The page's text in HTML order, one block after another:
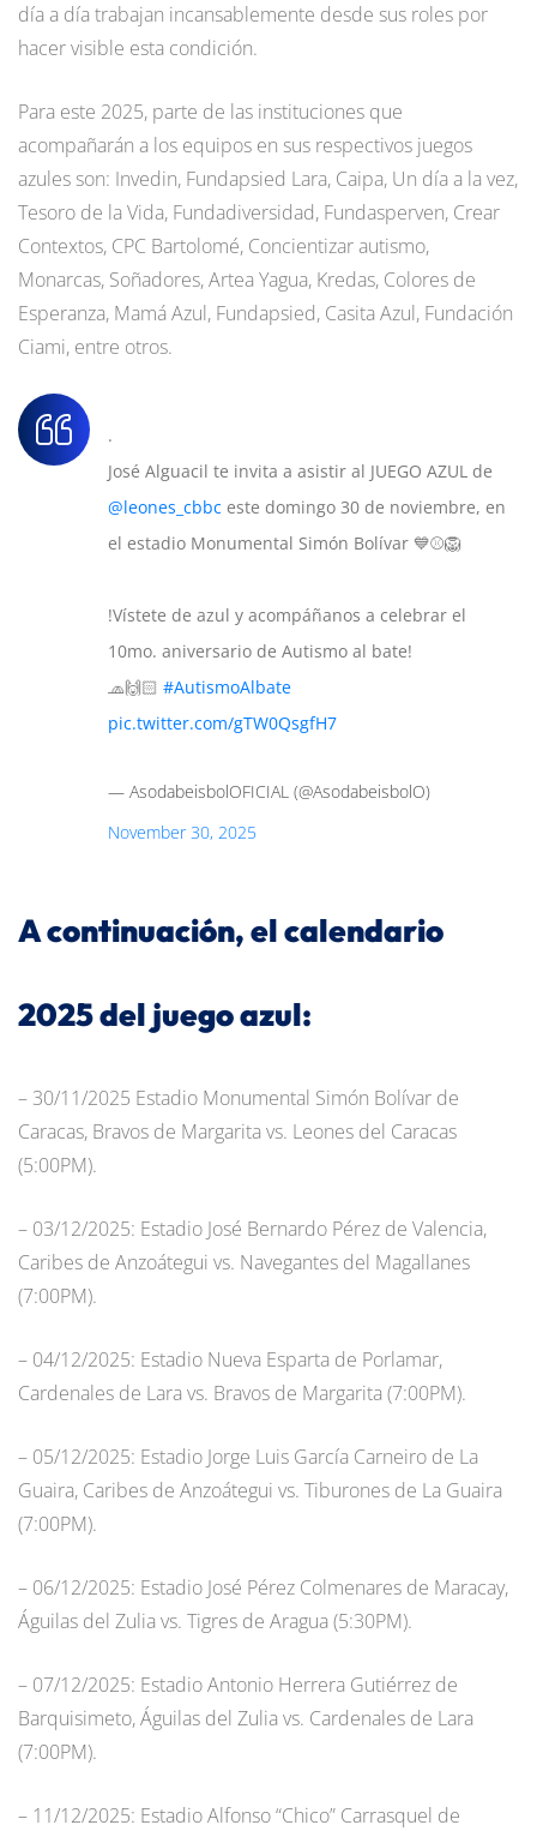
día a día trabajan incansablemente desde sus roles por
hacer visible esta condición.
Para este 2025, parte de las instituciones que
acompañarán a los equipos en sus respectivos juegos
azules son: Invedin, Fundapsied Lara, Caipa, Un día a la vez,
Tesoro de la Vida, Fundadiversidad, Fundasperven, Crear
Contextos, CPC Bartolomé, Concientizar autismo,
Monarcas, Soñadores, Artea Yagua, Kredas, Colores de
Esperanza, Mamá Azul, Fundapsied, Casita Azul, Fundación
Ciami, entre otros.
.
José Alguacil te invita a asistir al JUEGO AZUL de
@leones_cbbc este domingo 30 de noviembre, en
el estadio Monumental Simón Bolívar 💙⚾🦁
!Vístete de azul y acompáñanos a celebrar el
10mo. aniversario de Autismo al bate!
🧢🙌🏻 #AutismoAlbate
pic.twitter.com/gTW0QsgfH7
— AsodabeisbolOFICIAL (@AsodabeisbolO)
November 30, 2025
A continuación, el calendario
2025 del juego azul:
– 30/11/2025 Estadio Monumental Simón Bolívar de
Caracas, Bravos de Margarita vs. Leones del Caracas
(5:00PM).
– 03/12/2025: Estadio José Bernardo Pérez de Valencia,
Caribes de Anzoátegui vs. Navegantes del Magallanes
(7:00PM).
– 04/12/2025: Estadio Nueva Esparta de Porlamar,
Cardenales de Lara vs. Bravos de Margarita (7:00PM).
– 05/12/2025: Estadio Jorge Luis García Carneiro de La
Guaira, Caribes de Anzoátegui vs. Tiburones de La Guaira
(7:00PM).
– 06/12/2025: Estadio José Pérez Colmenares de Maracay,
Águilas del Zulia vs. Tigres de Aragua (5:30PM).
– 07/12/2025: Estadio Antonio Herrera Gutiérrez de
Barquisimeto, Águilas del Zulia vs. Cardenales de Lara
(7:00PM).
– 11/12/2025: Estadio Alfonso “Chico” Carrasquel de